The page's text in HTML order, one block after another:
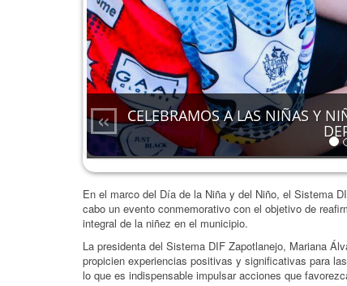
CELEBRAMOS A LAS NIÑAS Y
«
En el marco del Día de la Niña y del Niño, el Sistema
cabo un evento conmemorativo con el objetivo de
integral de la niñez en el municipio.
La presidenta del Sistema DIF Zapotlanejo, Mariana
propicien experiencias positivas y significativas para
lo que es indispensable impulsar acciones que